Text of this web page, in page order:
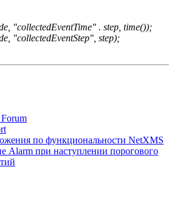
"collectedEventTime" . step, time());
"collectedEventStep", step);
по функциональности NetXMS
Alarm при наступлении порогового